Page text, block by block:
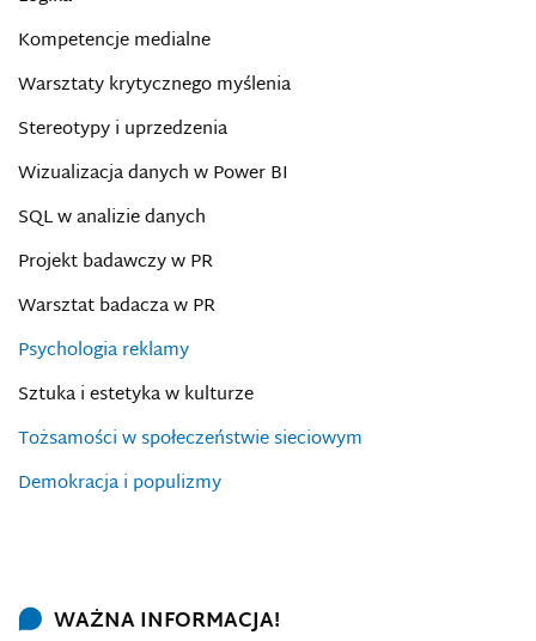
Kompetencje medialne
Warsztaty krytycznego myślenia
Stereotypy i uprzedzenia
Wizualizacja danych w Power BI
SQL w analizie danych
Projekt badawczy w PR
Warsztat badacza w PR
Psychologia reklamy
Sztuka i estetyka w kulturze
Tożsamości w społeczeństwie sieciowym
Demokracja i populizmy
WAŻNA INFORMACJA!